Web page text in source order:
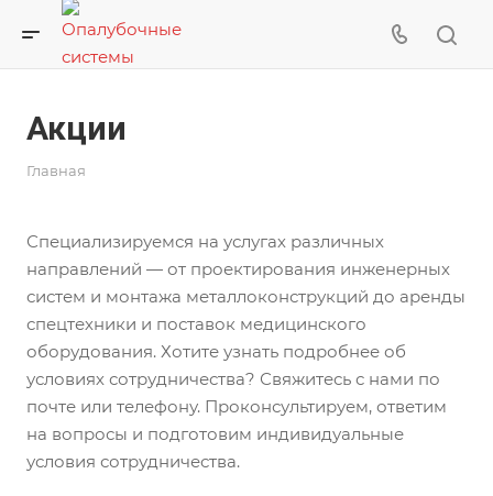
Акции
Главная
Специализируемся на услугах различных
направлений — от проектирования инженерных
систем и монтажа металлоконструкций до аренды
спецтехники и поставок медицинского
оборудования. Хотите узнать подробнее об
условиях сотрудничества? Свяжитесь с нами по
почте или телефону. Проконсультируем, ответим
на вопросы и подготовим индивидуальные
условия сотрудничества.